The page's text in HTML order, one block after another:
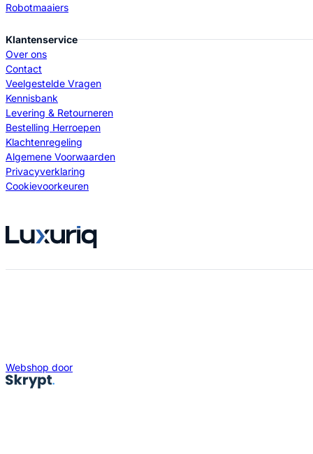
Robotmaaiers
Klantenservice
Over ons
Contact
Veelgestelde Vragen
Kennisbank
Levering & Retourneren
Bestelling Herroepen
Klachtenregeling
Algemene Voorwaarden
Privacyverklaring
Cookievoorkeuren
Webshop door